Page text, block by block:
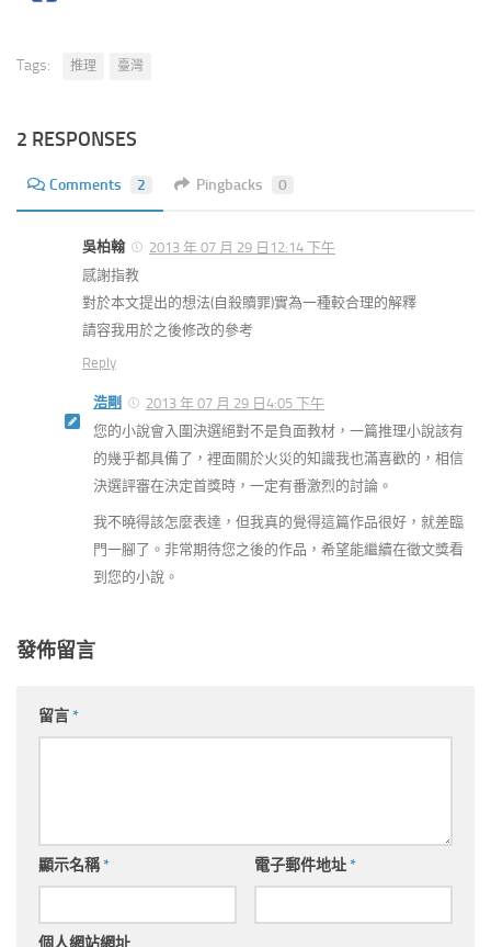
Tags: 推理 臺灣
2 RESPONSES
Comments 2 Pingbacks 0
吳柏翰
2013 年 07 月 29 日12:14 下午
感謝指教
對於本文提出的想法(自殺贖罪)實為一種較合理的解釋
請容我用於之後修改的參考
Reply
浩剛
2013 年 07 月 29 日4:05 下午
您的小說會入圍決選絕對不是負面教材，一篇推理小說該有
的幾乎都具備了，裡面關於火災的知識我也滿喜歡的，相信
決選評審在決定首獎時，一定有番激烈的討論。
我不曉得該怎麼表達，但我真的覺得這篇作品很好，就差臨
門一腳了。非常期待您之後的作品，希望能繼續在徵文獎看
到您的小說。
發佈留言
留言*
顯示名稱* 電子郵件地址*
個人網站網址